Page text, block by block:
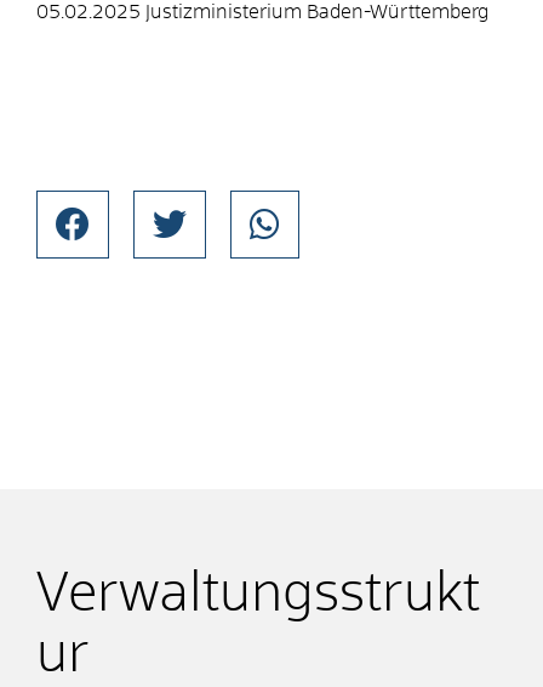
05.02.2025 Justizministerium Baden-Württemberg
Verwaltungsstrukt
ur